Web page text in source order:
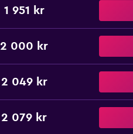
1 951 kr
2 000 kr
2 049 kr
2 079 kr